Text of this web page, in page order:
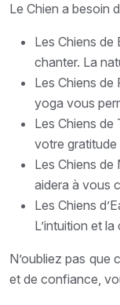
Le Chien a besoin
Les Chiens de
chanter. La
Les Chiens
yoga vous
Les Chiens
votre
Les Chiens de
aidera à vous
Les Chiens
L’intuition et
N’oubliez pas
et de confiance,